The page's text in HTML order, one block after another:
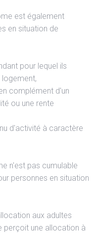
est également
en situation de
pour lequel ils
complément d'un
ou une rente
d'activité à caractère
n'est pas cumulable
personnes en situation
aux adultes
perçoit une allocation à